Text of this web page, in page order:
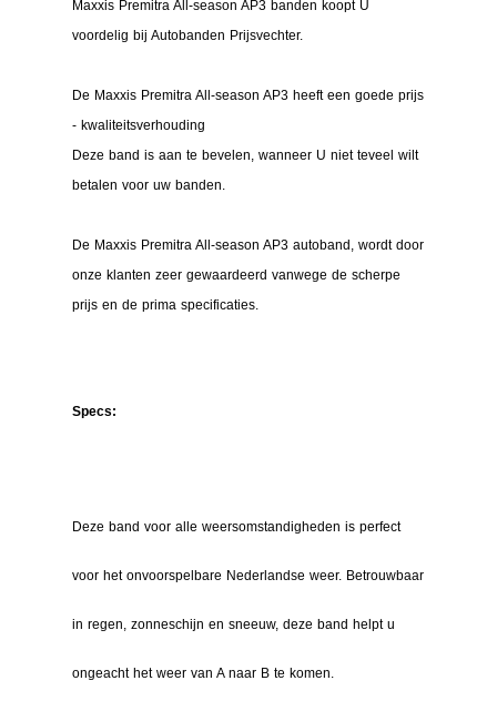
Maxxis Premitra All-season AP3 banden koopt U
voordelig bij Autobanden Prijsvechter.
De Maxxis Premitra All-season AP3 heeft een goede prijs
- kwaliteitsverhouding
Deze band is aan te bevelen, wanneer U niet teveel wilt
betalen voor uw banden.
De Maxxis Premitra All-season AP3 autoband, wordt door
onze klanten zeer gewaardeerd vanwege de scherpe
prijs en de prima specificaties.
Specs:
Deze band voor alle weersomstandigheden is perfect
voor het onvoorspelbare Nederlandse weer. Betrouwbaar
in regen, zonneschijn en sneeuw, deze band helpt u
ongeacht het weer van A naar B te komen.